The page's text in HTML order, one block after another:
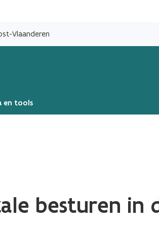
naar
Vlaanderen
en tools
besturen in